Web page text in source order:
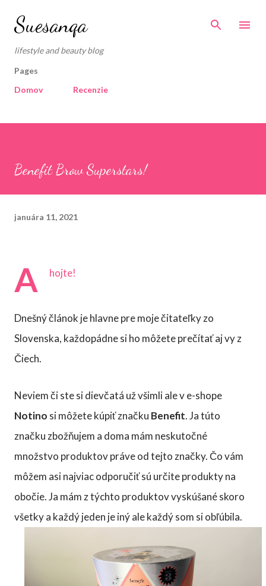
Suesanqa
lifestyle and beauty blog
Pages
Domov
Recenzie
Benefit Brow Superstars!
januára 11, 2021
A hojte!
Dnešný článok je hlavne pre moje čitateľky zo
Slovenska, každopádne si ho môžete prečítať aj vy z
Čiech.
Neviem či ste si dievčatá už všimli ale v e-shope
Notino si môžete kúpiť značku Benefit. Ja túto
značku zbožňujem a doma mám neskutočné
množstvo produktov práve od tejto značky. Čo vám
môžem asi najviac odporučiť sú určite produkty na
obočie. Ja mám z týchto produktov vyskúšané skoro
všetky a každý jeden je iný ale každý som si obľúbila.